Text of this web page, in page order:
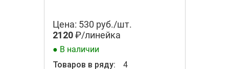
Цена: 530 руб./шт.
2120₽/линейка
● В наличии
Товаров в ряду:
4